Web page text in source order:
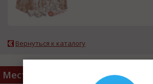
Вернуться к каталогу
Место расположения